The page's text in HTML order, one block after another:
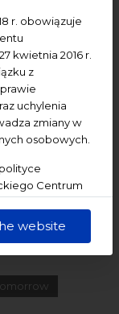
r. obowiązuje
kwietnia 2016 r.
z
uchylenia
zmiany w
osobowych.
Centrum
z należytą
website
Pomorze
płatne
Wykład
Badania